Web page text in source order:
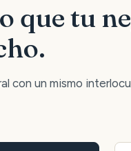
que tu
con un mismo